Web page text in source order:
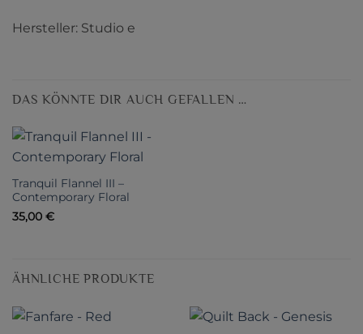
Hersteller: Studio e
DAS KÖNNTE DIR AUCH GEFALLEN …
Tranquil Flannel III –
Contemporary Floral
35,00 €
ÄHNLICHE PRODUKTE